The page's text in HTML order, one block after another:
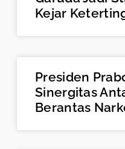
Kejar
Presiden
Sinergitas
Berantas